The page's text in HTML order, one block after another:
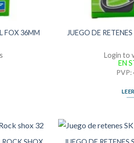
FOX 36MM JUEGO DE
Login to
EN
PVP: